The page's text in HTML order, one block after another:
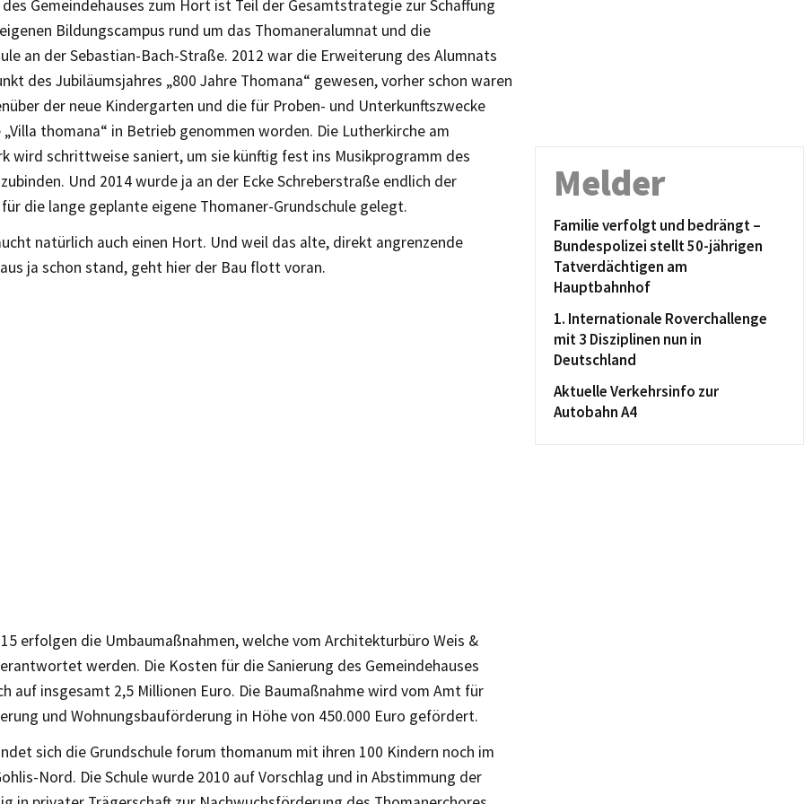
Gemeindehauses zum Hort ist Teil der Gesamtstrategie zur Schaffung
Bildungscampus rund um das Thomaneralumnat und die
an der Sebastian-Bach-Straße. 2012 war die Erweiterung des Alumnats
des Jubiläumsjahres „800 Jahre Thomana“ gewesen, vorher schon waren
der neue Kindergarten und die für Proben- und Unterkunftszwecke
thomana“ in Betrieb genommen worden. Die Lutherkirche am
wird schrittweise saniert, um sie künftig fest ins Musikprogramm des
Und 2014 wurde ja an der Ecke Schreberstraße endlich der
die lange geplante eigene Thomaner-Grundschule gelegt.
natürlich auch einen Hort. Und weil das alte, direkt angrenzende
ja schon stand, geht hier der Bau flott voran.
erfolgen die Umbaumaßnahmen, welche vom Architekturbüro Weis &
werden. Die Kosten für die Sanierung des Gemeindehauses
auf insgesamt 2,5 Millionen Euro. Die Baumaßnahme wird vom Amt für
und Wohnungsbauförderung in Höhe von 450.000 Euro gefördert.
sich die Grundschule forum thomanum mit ihren 100 Kindern noch im
Nord. Die Schule wurde 2010 auf Vorschlag und in Abstimmung der
Melder
Familie verfolgt und bedrängt –
Bundespolizei stellt 50-jährigen
Tatverdächtigen am
Hauptbahnhof
1. Internationale Roverchallenge
mit 3 Disziplinen nun in
Deutschland
Aktuelle Verkehrsinfo zur
Autobahn A4